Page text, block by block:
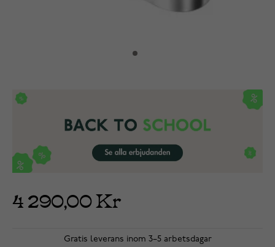
4 290,00 Kr
Gratis leverans inom 3–5 arbetsdagar